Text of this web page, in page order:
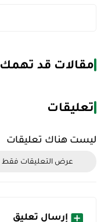
مقالات قد تهمك
تعليقات
ليست هناك تعليقات
عرض التعليقات فقط
إرسال تعليق